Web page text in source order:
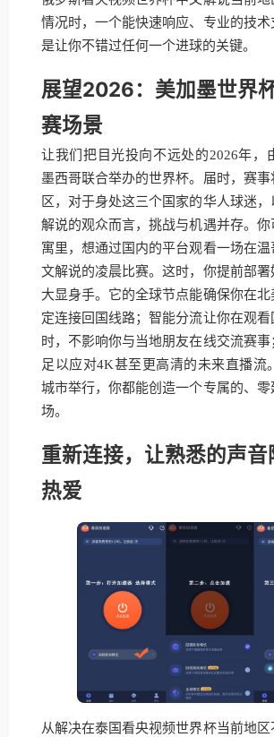
情况时，一个能快速响应、专业的技
是让你不错过任何一个进球的关键。
展望2026：美加墨世界
赛场景
让我们把目光投向不远处的2026年，
墨西哥联合举办的世界杯。届时，赛
区，对于身处这三个国家的华人球迷
解说的观众而言，挑战与机遇并存。
寓里，想通过国内的平台观看一场在
文解说的凌晨比赛。这时，你提前部
大显身手。它的全球节点能确保你在
定连接回国线路；智能分流让你在观看
时，不影响你与当地朋友在线交流赛
足以应对4K甚至更高清的未来直播流
城市举行，你都能创造一个专属的、
场。
重新连接，让熟悉的声
热爱
从解决在泰国看央视频世界杯当前地区